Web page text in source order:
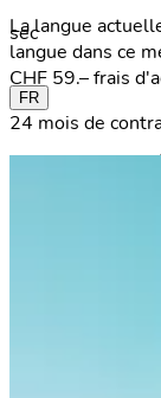
La langue
langue dans ce
FR
sec
CHF 59.– frais
24 mois de